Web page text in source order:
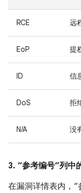
RCE 远
EoP 提
ID 信
DoS 拒
N/A 没
3. “参考编号”列中
在漏洞详情表内，